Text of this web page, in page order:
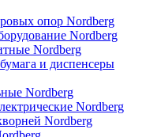
опор Nordberg
Nordberg
Nordberg
и диспенсеры
Nordberg
Nordberg
Nordberg